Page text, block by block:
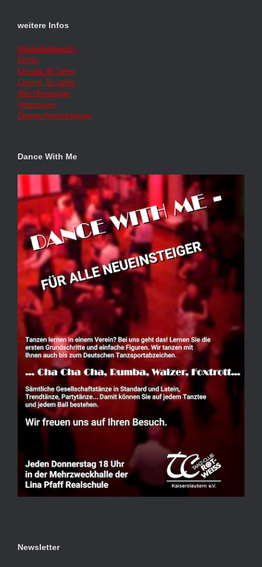
weitere Infos
Mitgliederbereich
Archiv
Chronik 40 Jahre
Chronik 50 Jahre
Alte Homepage
Impressum
Datenschutzerklärung
Dance With Me
Newsletter